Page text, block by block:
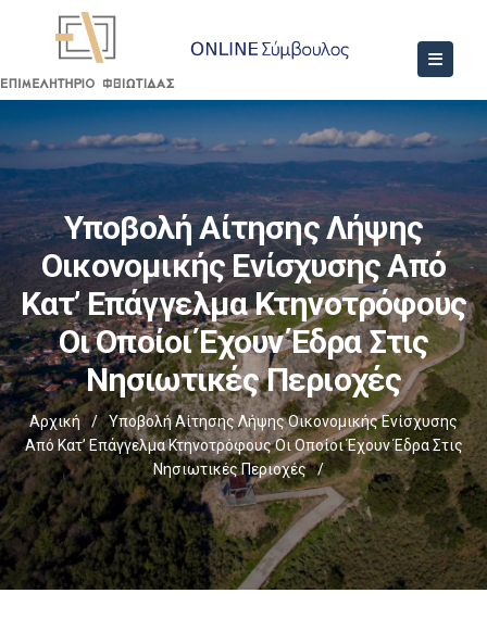
Υποβολή Αίτησης Λήψης
Οικονομικής Ενίσχυσης Από
Κατ’ Επάγγελμα Κτηνοτρόφους
Οι Οποίοι Έχουν Έδρα Στις
Νησιωτικές Περιοχές
Αρχική /
Υποβολή Αίτησης Λήψης Οικονομικής Ενίσχυσης
Από Κατ’ Επάγγελμα Κτηνοτρόφους Οι Οποίοι Έχουν Έδρα Στις
Νησιωτικές Περιοχές
/